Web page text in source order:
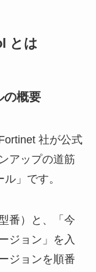
とは
の概要
社が公式
アップの道筋
」です。
番）と、「今
ジョン」を入
ジョンを順番